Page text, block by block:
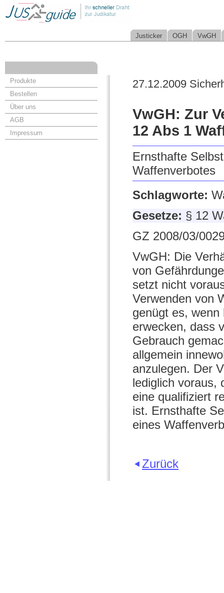
Justicker OGH VwGH
Produkte
Bestellen
Über uns
AGB
Impressum
27.12.2009
VwGH: Zur
12 Abs 1
Ernsthafte
Waffenverbotes
Schlagworte:
Gesetze: § 12
GZ 2008/03/
VwGH: Die
von
setzt nicht
Verwenden von
genügt es,
erwecken, dass
Gebrauch
allgemein
anzulegen. Der
lediglich voraus,
eine qualifiziert
ist. Ernsthafte
eines
Zurück